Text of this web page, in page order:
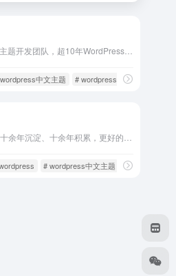
中文主题 # wordpress主题
# wordpress中文主题 # wordpress主